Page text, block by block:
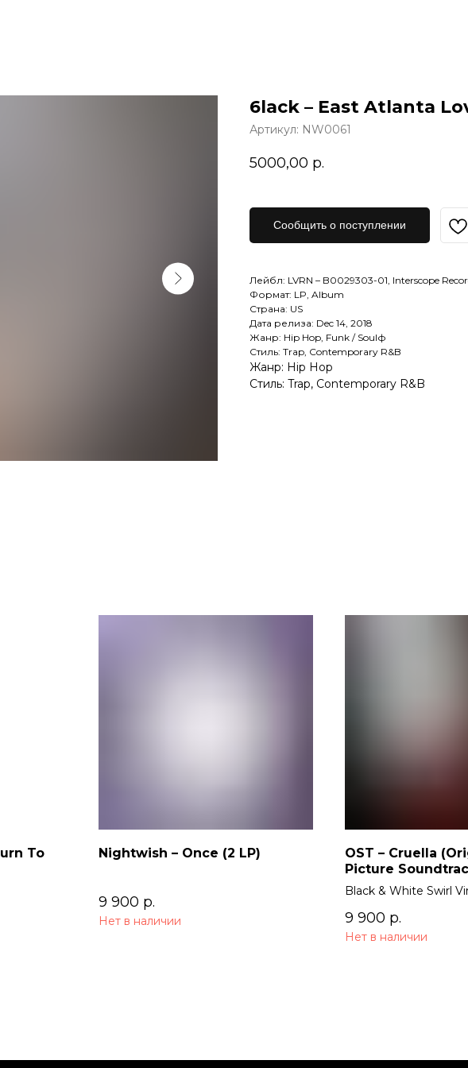
6lack – East Atlanta
Артикул: NW0061
5000,00 р.
Сообщить о поступлении
Лейбл: LVRN – B0029303-01, Interscope
Формат: LP, Album
Страна: US
Дата релиза: Dec 14, 2018
Жанр: Hip Hop, Funk / Soulф
Стиль: Trap, Contemporary R&B
Жанр: Hip Hop
Стиль: Trap, Contemporary R&B
To
Nightwish – Once (2 LP)
9 900 р.
Нет в наличии
OST – Cruella
Picture
Black & White Swirl
9 900 р.
Нет в наличии